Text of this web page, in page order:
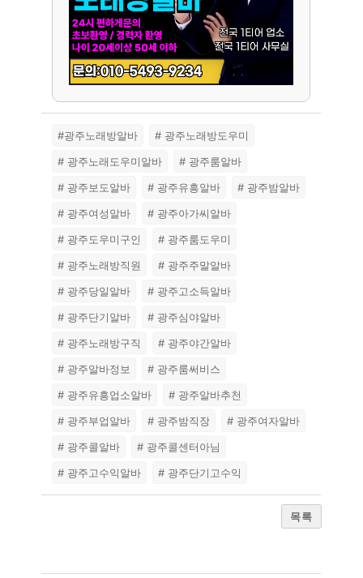
#광주노래방알바
# 광주노래방도우미
# 광주노래도우미알바
# 광주룸알바
# 광주보도알바
# 광주유흥알바
# 광주밤알바
# 광주여성알바
# 광주아가씨알바
# 광주도우미구인
# 광주룸도우미
# 광주노래방직원
# 광주주말알바
# 광주당일알바
# 광주고소득알바
# 광주단기알바
# 광주심야알바
# 광주노래방구직
# 광주야간알바
# 광주알바정보
# 광주룸써비스
# 광주유흥업소알바
# 광주알바추천
# 광주부업알바
# 광주밤직장
# 광주여자알바
# 광주콜알바
# 광주콜센터아님
# 광주고수익알바
# 광주단기고수익
목록